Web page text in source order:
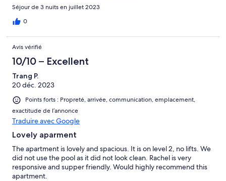
Séjour de 3 nuits en juillet 2023
0
Avis vérifié
10/10 – Excellent
Trang P.
20 déc. 2023
Points forts : Propreté, arrivée, communication, emplacement,
exactitude de l’annonce
Traduire avec Google
Lovely aparment
The apartment is lovely and spacious. It is on level 2, no lifts. We
did not use the pool as it did not look clean. Rachel is very
responsive and supper friendly. Would highly recommend this
apartment.